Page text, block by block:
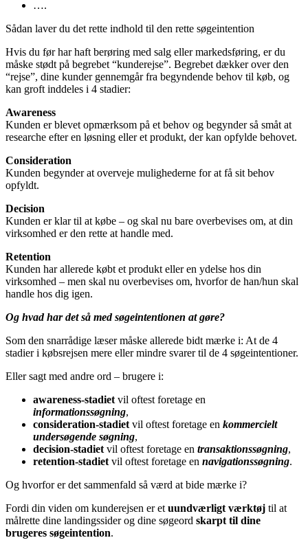
….
Sådan laver du det rette indhold til den rette søgeintention
Hvis du før har haft berøring med salg eller markedsføring, er du
måske stødt på begrebet “kunderejse”. Begrebet dækker over den
“rejse”, dine kunder gennemgår fra begyndende behov til køb, og
kan groft inddeles i 4 stadier:
Awareness
Kunden er blevet opmærksom på et behov og begynder så småt at
researche efter en løsning eller et produkt, der kan opfylde behovet.
Consideration
Kunden begynder at overveje mulighederne for at få sit behov
opfyldt.
Decision
Kunden er klar til at købe – og skal nu bare overbevises om, at din
virksomhed er den rette at handle med.
Retention
Kunden har allerede købt et produkt eller en ydelse hos din
virksomhed – men skal nu overbevises om, hvorfor de han/hun skal
handle hos dig igen.
Og hvad har det så med søgeintentionen at gøre?
Som den snarrådige læser måske allerede bidt mærke i: At de 4
stadier i købsrejsen mere eller mindre svarer til de 4 søgeintentioner.
Eller sagt med andre ord – brugere i:
awareness-stadiet vil oftest foretage en
informationssøgning,
consideration-stadiet vil oftest foretage en kommercielt
undersøgende søgning,
decision-stadiet vil oftest foretage en transaktionssøgning,
retention-stadiet vil oftest foretage en navigationssøgning.
Og hvorfor er det sammenfald så værd at bide mærke i?
Fordi din viden om kunderejsen er et uundværligt værktøj til at
målrette dine landingssider og dine søgeord skarpt til dine
brugeres søgeintention.